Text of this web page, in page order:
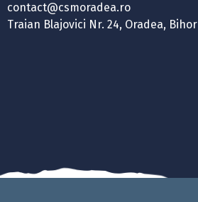
contact@csmoradea.ro
Traian Blajovici Nr. 24, Oradea, Bihor